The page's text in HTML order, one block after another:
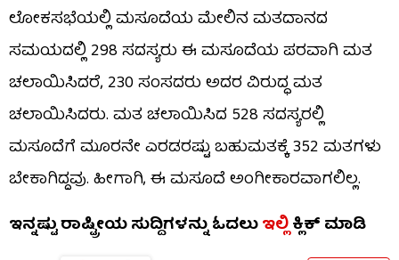
ಲೋಕಸಭೆಯಲ್ಲಿ ಮಸೂದೆಯ ಮೇಲಿನ ಮತದಾನದ
ಸಮಯದಲ್ಲಿ 298 ಸದಸ್ಯರು ಈ ಮಸೂದೆಯ ಪರವಾಗಿ ಮತ
ಚಲಾಯಿಸಿದರೆ, 230 ಸಂಸದರು ಅದರ ವಿರುದ್ಧ ಮತ
ಚಲಾಯಿಸಿದರು. ಮತ ಚಲಾಯಿಸಿದ 528 ಸದಸ್ಯರಲ್ಲಿ
ಮಸೂದೆಗೆ ಮೂರನೇ ಎರಡರಷ್ಟು ಬಹುಮತಕ್ಕೆ 352 ಮತಗಳು
ಬೇಕಾಗಿದ್ದವು. ಹೀಗಾಗಿ, ಈ ಮಸೂದೆ ಅಂಗೀಕಾರವಾಗಲಿಲ್ಲ.
ಇನ್ನಷ್ಟು ರಾಷ್ಟ್ರೀಯ ಸುದ್ದಿಗಳನ್ನು ಓದಲುಇಲ್ಲಿಕ್ಲಿಕ್ ಮಾಡಿ